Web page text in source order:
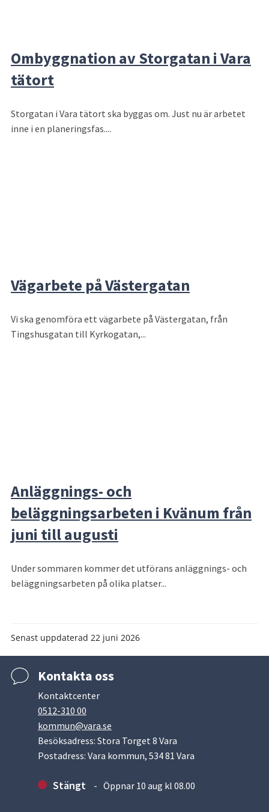
Ombyggnation av Storgatan i Vara
tätort
Storgatan i Vara tätort ska byggas om. Just nu är arbetet
inne i en planeringsfas....
Vägarbete på Västergatan
Vi ska genomföra ett vägarbete på Västergatan, från
Tingshusgatan till Kyrkogatan,...
Anläggnings- och
beläggningsarbeten i Kvänum från
juni till augusti
Under sommaren kommer det utförans anläggnings- och
beläggningsarbeten på olika platser...
Senast uppdaterad 22 juni 2026
Kontakta oss
Kontaktcenter
0512-310 00
kommun@vara.se
Besöksadress: Stora Torget 8 Vara
Postadress: Vara kommun, 534 81 Vara
Stängt Öppnar 10 aug kl 08.00